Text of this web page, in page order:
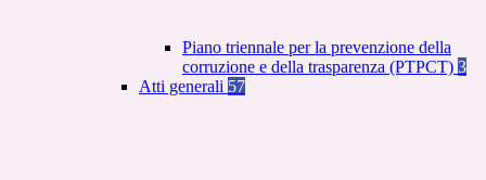
Piano triennale per la prevenzione della
corruzione e della trasparenza (PTPCT) 3
Atti generali 57